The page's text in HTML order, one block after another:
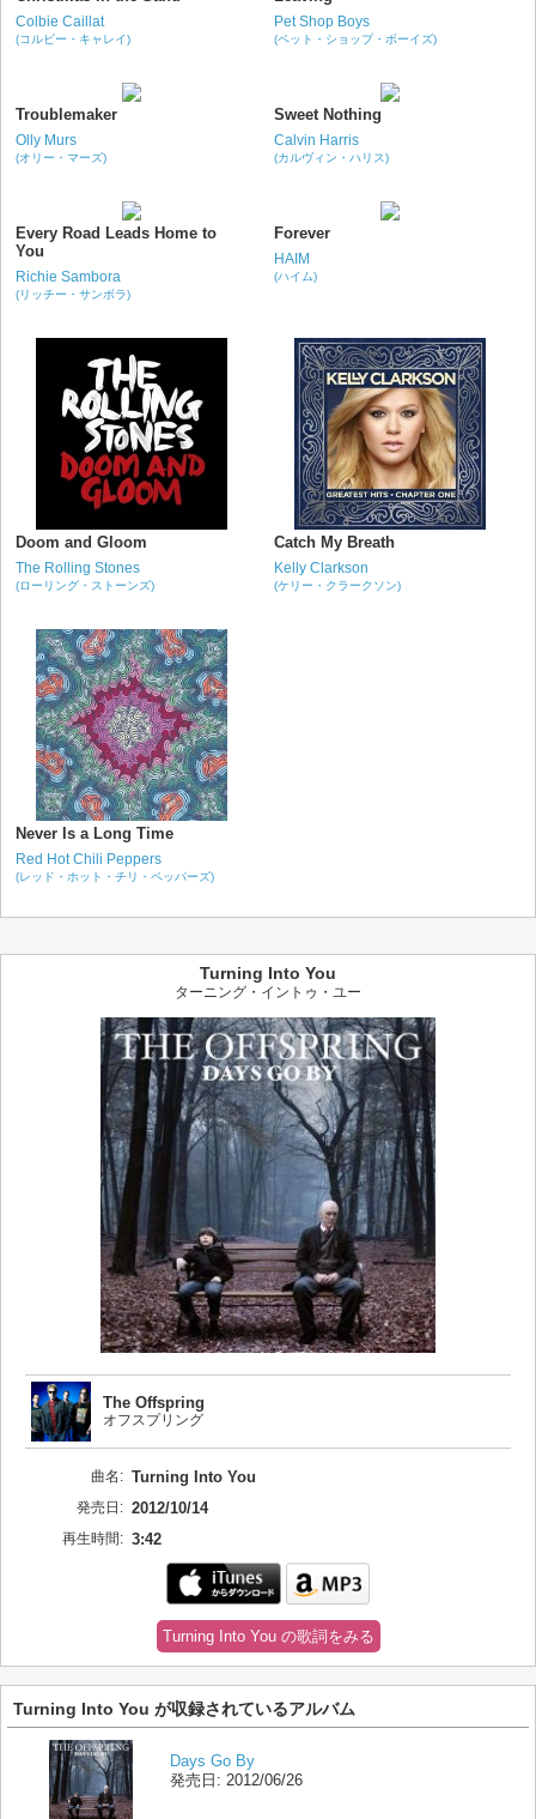
Colbie Caillat
(コルビー・キャレイ)
Pet Shop Boys
(ペット・ショップ・ボーイズ)
Troublemaker
Olly Murs
(オリー・マーズ)
Sweet Nothing
Calvin Harris
(カルヴィン・ハリス)
Every Road Leads Home to
You
Richie Sambora
(リッチー・サンボラ)
Forever
HAIM
(ハイム)
Doom and Gloom
The Rolling Stones
(ローリング・ストーンズ)
Catch My Breath
Kelly Clarkson
(ケリー・クラークソン)
Never Is a Long Time
Red Hot Chili Peppers
(レッド・ホット・チリ・ペッパーズ)
Turning Into You
ターニング・イントゥ・ユー
The Offspring
オフスプリング
曲名: Turning Into You
発売日: 2012/10/14
再生時間: 3:42
Turning Into You の歌詞をみる
Turning Into You が収録されているアルバム
Days Go By
発売日: 2012/06/26